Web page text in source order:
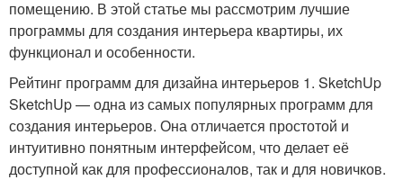
помещению. В этой статье мы рассмотрим лучшие
программы для создания интерьера квартиры, их
функционал и особенности.
Рейтинг программ для дизайна интерьеров 1. SketchUp
SketchUp — одна из самых популярных программ для
создания интерьеров. Она отличается простотой и
интуитивно понятным интерфейсом, что делает её
доступной как для профессионалов, так и для новичков.